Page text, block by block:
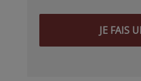
JE FAIS